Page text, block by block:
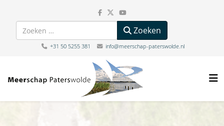
Zoeken Zoeken
+31 50 5255 381 info@meerschap-paterswolde.nl